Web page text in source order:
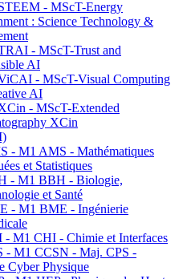
- MScT-Energy
: Science Technology &
- MScT-Trust and
AI
- MScT-Visual Computing
AI
- MScT-Extended
XCin
- M1 AMS - Mathématiques
et Statistiques
- M1 BBH - Biologie,
et Santé
- M1 BME - Ingénierie
M1 CHI - Chimie et Interfaces
- M1 CCSN - Maj. CPS -
Cyber Physique